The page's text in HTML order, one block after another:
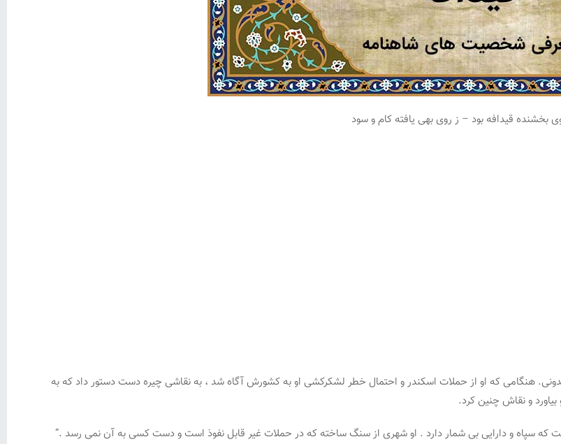
بخشنده قیدافه بود – ز روی بهی یافته کام و سود
هنگامی که او از حملات اسکندر و احتمال خطر لشکرکشی او به کشورش آگاه شد ، به نقاشی چیره دست دستور داد که به
و نقاش چنین کرد.
که سپاه و دارایی بی شمار دارد . او شهری از سنگ ساخته که در حملات غیر قابل نفوذ است و دست کسی به آن نمی رسد .”